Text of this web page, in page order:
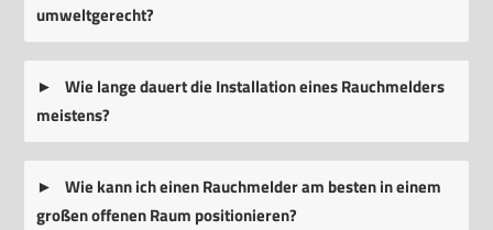
umweltgerecht?
Wie lange dauert die Installation eines Rauchmelders
meistens?
Wie kann ich einen Rauchmelder am besten in einem
großen offenen Raum positionieren?